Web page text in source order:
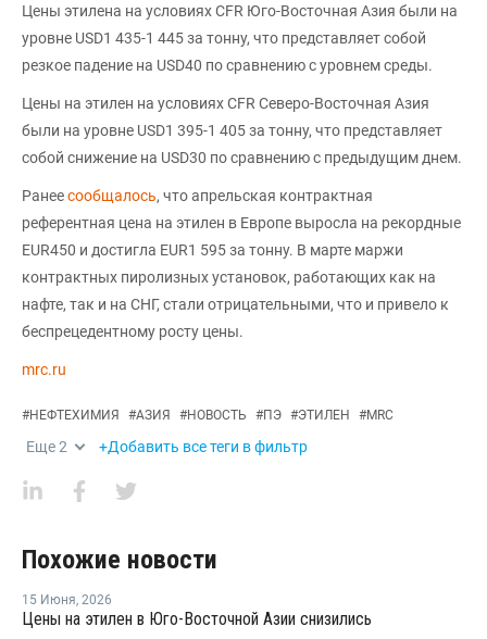
Цены этилена на условиях CFR Юго-Восточная Азия были на
уровне USD1 435-1 445 за тонну, что представляет собой
резкое падение на USD40 по сравнению с уровнем среды.
Цены на этилен на условиях CFR Северо-Восточная Азия
были на уровне USD1 395-1 405 за тонну, что представляет
собой снижение на USD30 по сравнению с предыдущим днем.
Ранеесообщалось, что апрельская контрактная
референтная цена на этилен в Европе выросла на рекордные
EUR450 и достигла EUR1 595 за тонну. В марте маржи
контрактных пиролизных установок, работающих как на
нафте, так и на СНГ, стали отрицательными, что и привело к
беспрецедентному росту цены.
mrc.ru
#НЕФТЕХИМИЯ #АЗИЯ #НОВОСТЬ #ПЭ #ЭТИЛЕН #MRC
Еще2 +Добавить все теги в фильтр
Похожие новости
15 Июня, 2026
Цены на этилен в Юго-Восточной Азии снизились